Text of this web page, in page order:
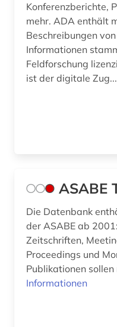
gesetzgebung (1)
gesundheit (5)
glaziologie (1)
global studies (2)
Konferenzberichte,
mehr. ADA enthält mehr als 18.000
Beschreibungen
Informationen
Feldforschung
ist der digitale Zug...
ASABE
Die Datenbank
der ASABE ab
Zeitschriften,
Proceedings und
Publikationen
Informationen